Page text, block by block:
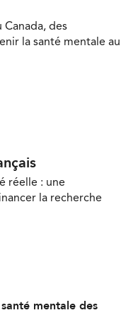
des
la santé mentale au
réelle : une
la recherche
mentale des